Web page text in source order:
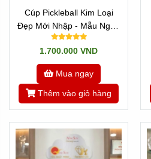
Cúp Pickleball Kim Loại
Đẹp Mới Nhập - Mẫu Ngọn
Đuốc
1.700.000 VND
Mua ngay
Thêm vào giỏ hàng